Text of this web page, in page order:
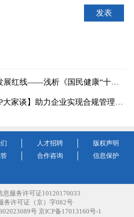
《国民健康“十五五”规划》医疗器械领域政策信号
规管理主动升级——《医疗器械生产质量管理规范》质量保证章节解读
人才招聘
版权声明
合作咨询
信息保护
息服务许可证10120170033
务许可证（京）字082号
号 京ICP备17013160号-1